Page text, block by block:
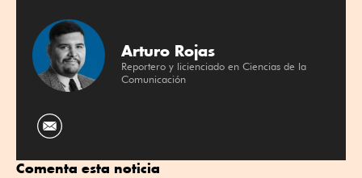
Arturo Rojas
Reportero y licienciado en Ciencias de la
Comunicación
Comenta esta noticia